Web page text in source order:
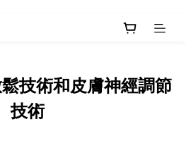
技術和皮膚神經調節
技術